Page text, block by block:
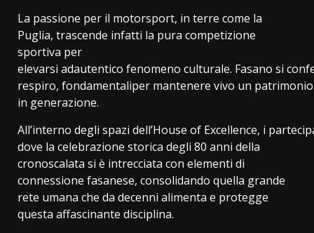
La passione per il motorsport, in terre come la
Puglia, trascende infatti la pura competizione
sportiva per
elevarsi adautentico fenomeno culturale. Fasano si
respiro, fondamentaliper mantenere vivo un
in generazione.
All’interno degli spazi dell’House of Excellence, i
dove la celebrazione storica degli 80 anni della
cronoscalata si è intrecciata con elementi di
connessione fasanese, consolidando quella grande
rete umana che da decenni alimenta e protegge
questa affascinante disciplina.